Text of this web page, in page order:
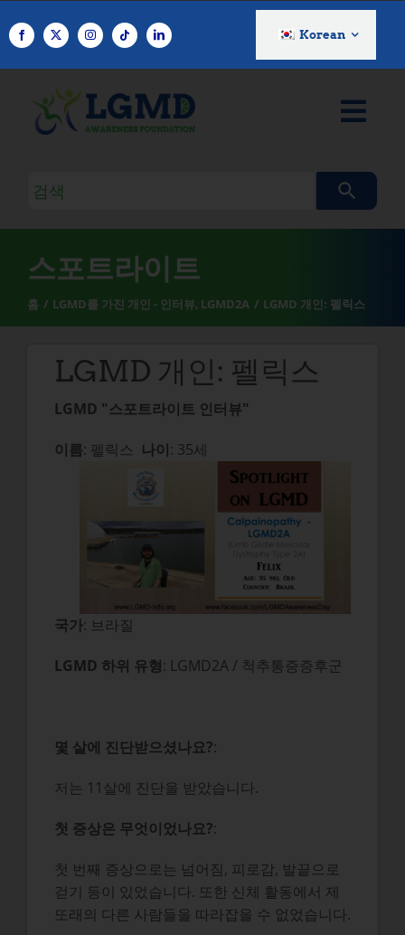
텐
Korean
검
쿼
리
스포트라이트
홈 LGMD를 가진 개인 - 인터뷰 LGMD2A LGMD 개인: 펠릭스
LGMD 개인: 펠릭스
LGMD "스포트라이트 인터뷰"
이름: 펠릭스 나이: 35세
국가: 브라질
LGMD 하위 유형: LGMD2A / 척추통증증후군
몇 살에 진단받으셨나요?:
저는 11살에 진단을 받았습니다.
첫 증상은 무엇이었나요?:
첫 번째 증상으로는 넘어짐, 피로감, 발끝으로
걷기 등이 있었습니다. 또한 신체 활동에서 제
또래의 다른 사람들을 따라잡을 수 없었습니다.